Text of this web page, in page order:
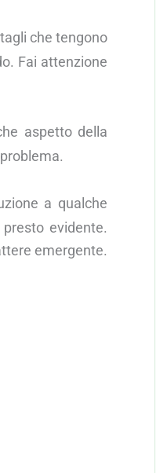
che tengono
Fai attenzione
aspetto della
a qualche
evidente.
emergente.